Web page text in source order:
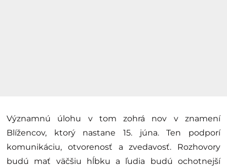
Významnú úlohu v tom zohrá nov v znamení
Blížencov, ktorý nastane 15. júna. Ten podporí
komunikáciu, otvorenosť a zvedavosť. Rozhovory
budú mať väčšiu hĺbku a ľudia budú ochotnejší